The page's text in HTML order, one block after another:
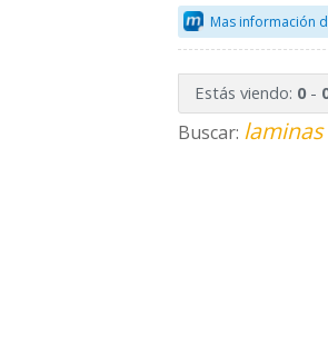
Mas información
Estás viendo: 0-
Buscar: